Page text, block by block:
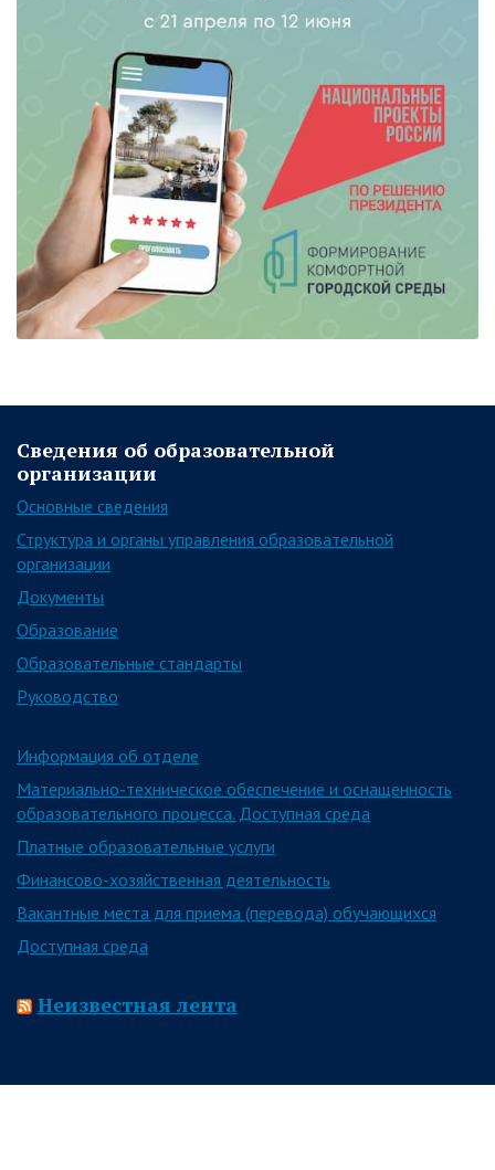
Сведения об образовательной
организации
Основные сведения
Структура и органы управления образовательной
организации
Документы
Образование
Образовательные стандарты
Руководство
Информация об отделе
Материально-техническое обеспечение и оснащенность
образовательного процесса. Доступная среда
Платные образовательные услуги
Финансово-хозяйственная деятельность
Вакантные места для приема (перевода) обучающихся
Доступная среда
Неизвестная лента